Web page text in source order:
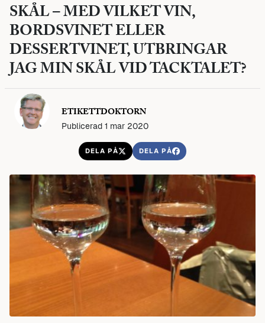
SKÅL – MED VILKET VIN,
BORDSVINET ELLER
DESSERTVINET, UTBRINGAR
JAG MIN SKÅL VID TACKTALET?
ETIKETTDOKTORN
Publicerad 1 mar 2020
DELA PÅ DELA PÅ